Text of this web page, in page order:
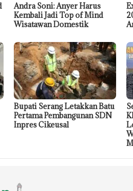
Andra Soni: Anyer Harus
Kembali Jadi Top of Mind
Wisatawan Domestik
Bupati Serang Letakkan Batu
Pertama Pembangunan SDN
Inpres Cikeusal